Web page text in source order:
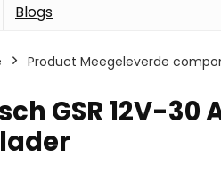
Blogs
Product Meegeleverde
GSR 12V-